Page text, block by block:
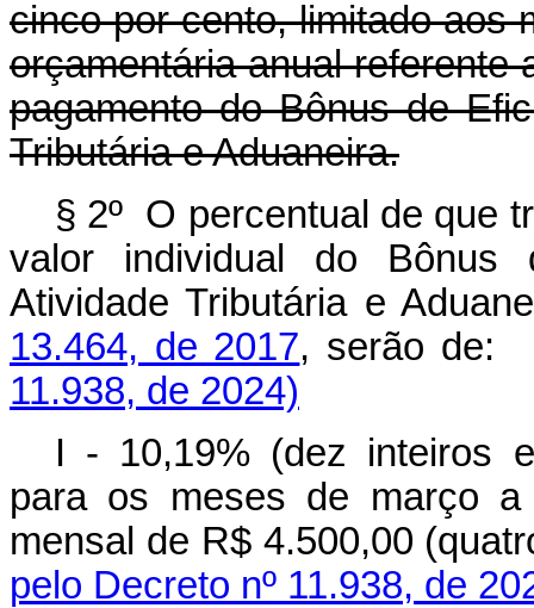
cinco por cento, limitado aos
orçamentária anual referente
pagamento do Bônusde
Tributária e Aduaneira.
§ 2º O percentual de que
valor individual do Bônus
Atividade Tributária e
13.464, de 2017, serão
11.938, de 2024)
I - 10,19% (dez inteiros
para os meses de março
mensal de R$ 4.500,00
pelo Decreto nº 11.938, de